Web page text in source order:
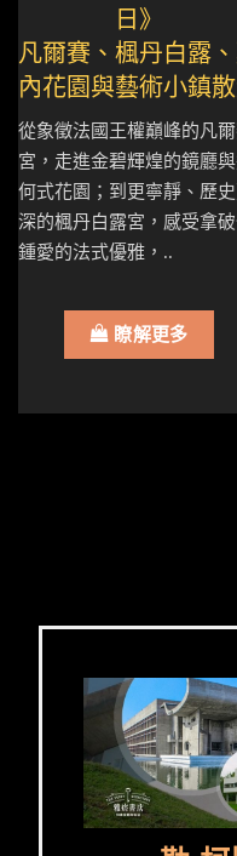
日》
凡爾賽、楓丹白露
內花園與藝術小鎮
從象徵法國王權巔峰的凡
宮，走進金碧輝煌的鏡廳
何式花園；到更寧靜、歷史
深的楓丹白露宮，感受拿
鍾愛的法式優雅，..
瞭解更多